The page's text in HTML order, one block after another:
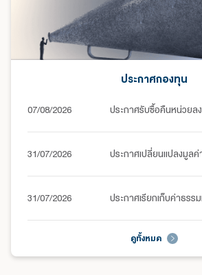
ประกาศกองทุน
07/08/2026
31/07/2026
31/07/2026
ดูทั้งหมด